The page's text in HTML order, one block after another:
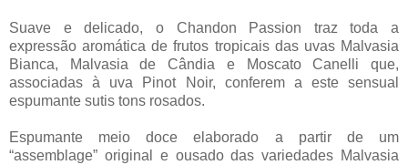
Suave e delicado, o Chandon Passion traz toda a
expressão aromática de frutos tropicais das uvas Malvasia
Bianca, Malvasia de Cândia e Moscato Canelli que,
associadas à uva Pinot Noir, conferem a este sensual
espumante sutis tons rosados.
Espumante meio doce elaborado a partir de um
“assemblage” original e ousado das variedades Malvasia